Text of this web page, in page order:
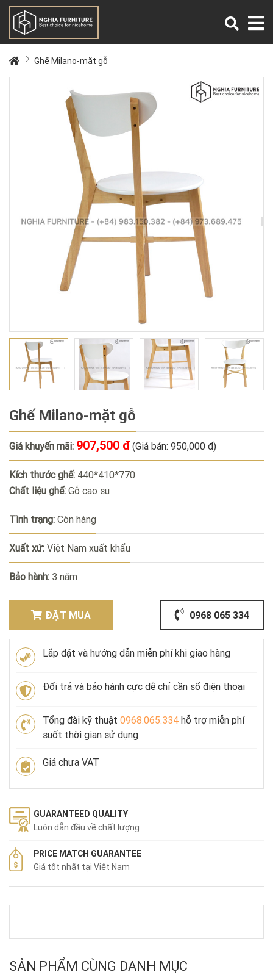
Ghế Milano-mặt gỗ
Ghế Milano-mặt gỗ
Giá khuyến mãi: 907,500 đ (Giá bán: 950,000 đ)
Kích thước ghế: 440*410*770
Chất liệu ghế: Gỗ cao su
Tình trạng: Còn hàng
Xuất xứ: Việt Nam xuất khẩu
Bảo hành: 3 năm
ĐẶT MUA 0968 065 334
Lắp đặt và hướng dẫn miễn phí khi giao hàng
Đổi trả và bảo hành cực dễ chỉ cần số điện thoại
Tổng đài kỹ thuật 0968.065.334 hỗ trợ miễn phí
suốt thời gian sử dụng
Giá chưa VAT
GUARANTEED QUALITY
Luôn dẫn đầu về chất lượng
PRICE MATCH GUARANTEE
Giá tốt nhất tại Việt Nam
SẢN PHẨM CÙNG DANH MỤC